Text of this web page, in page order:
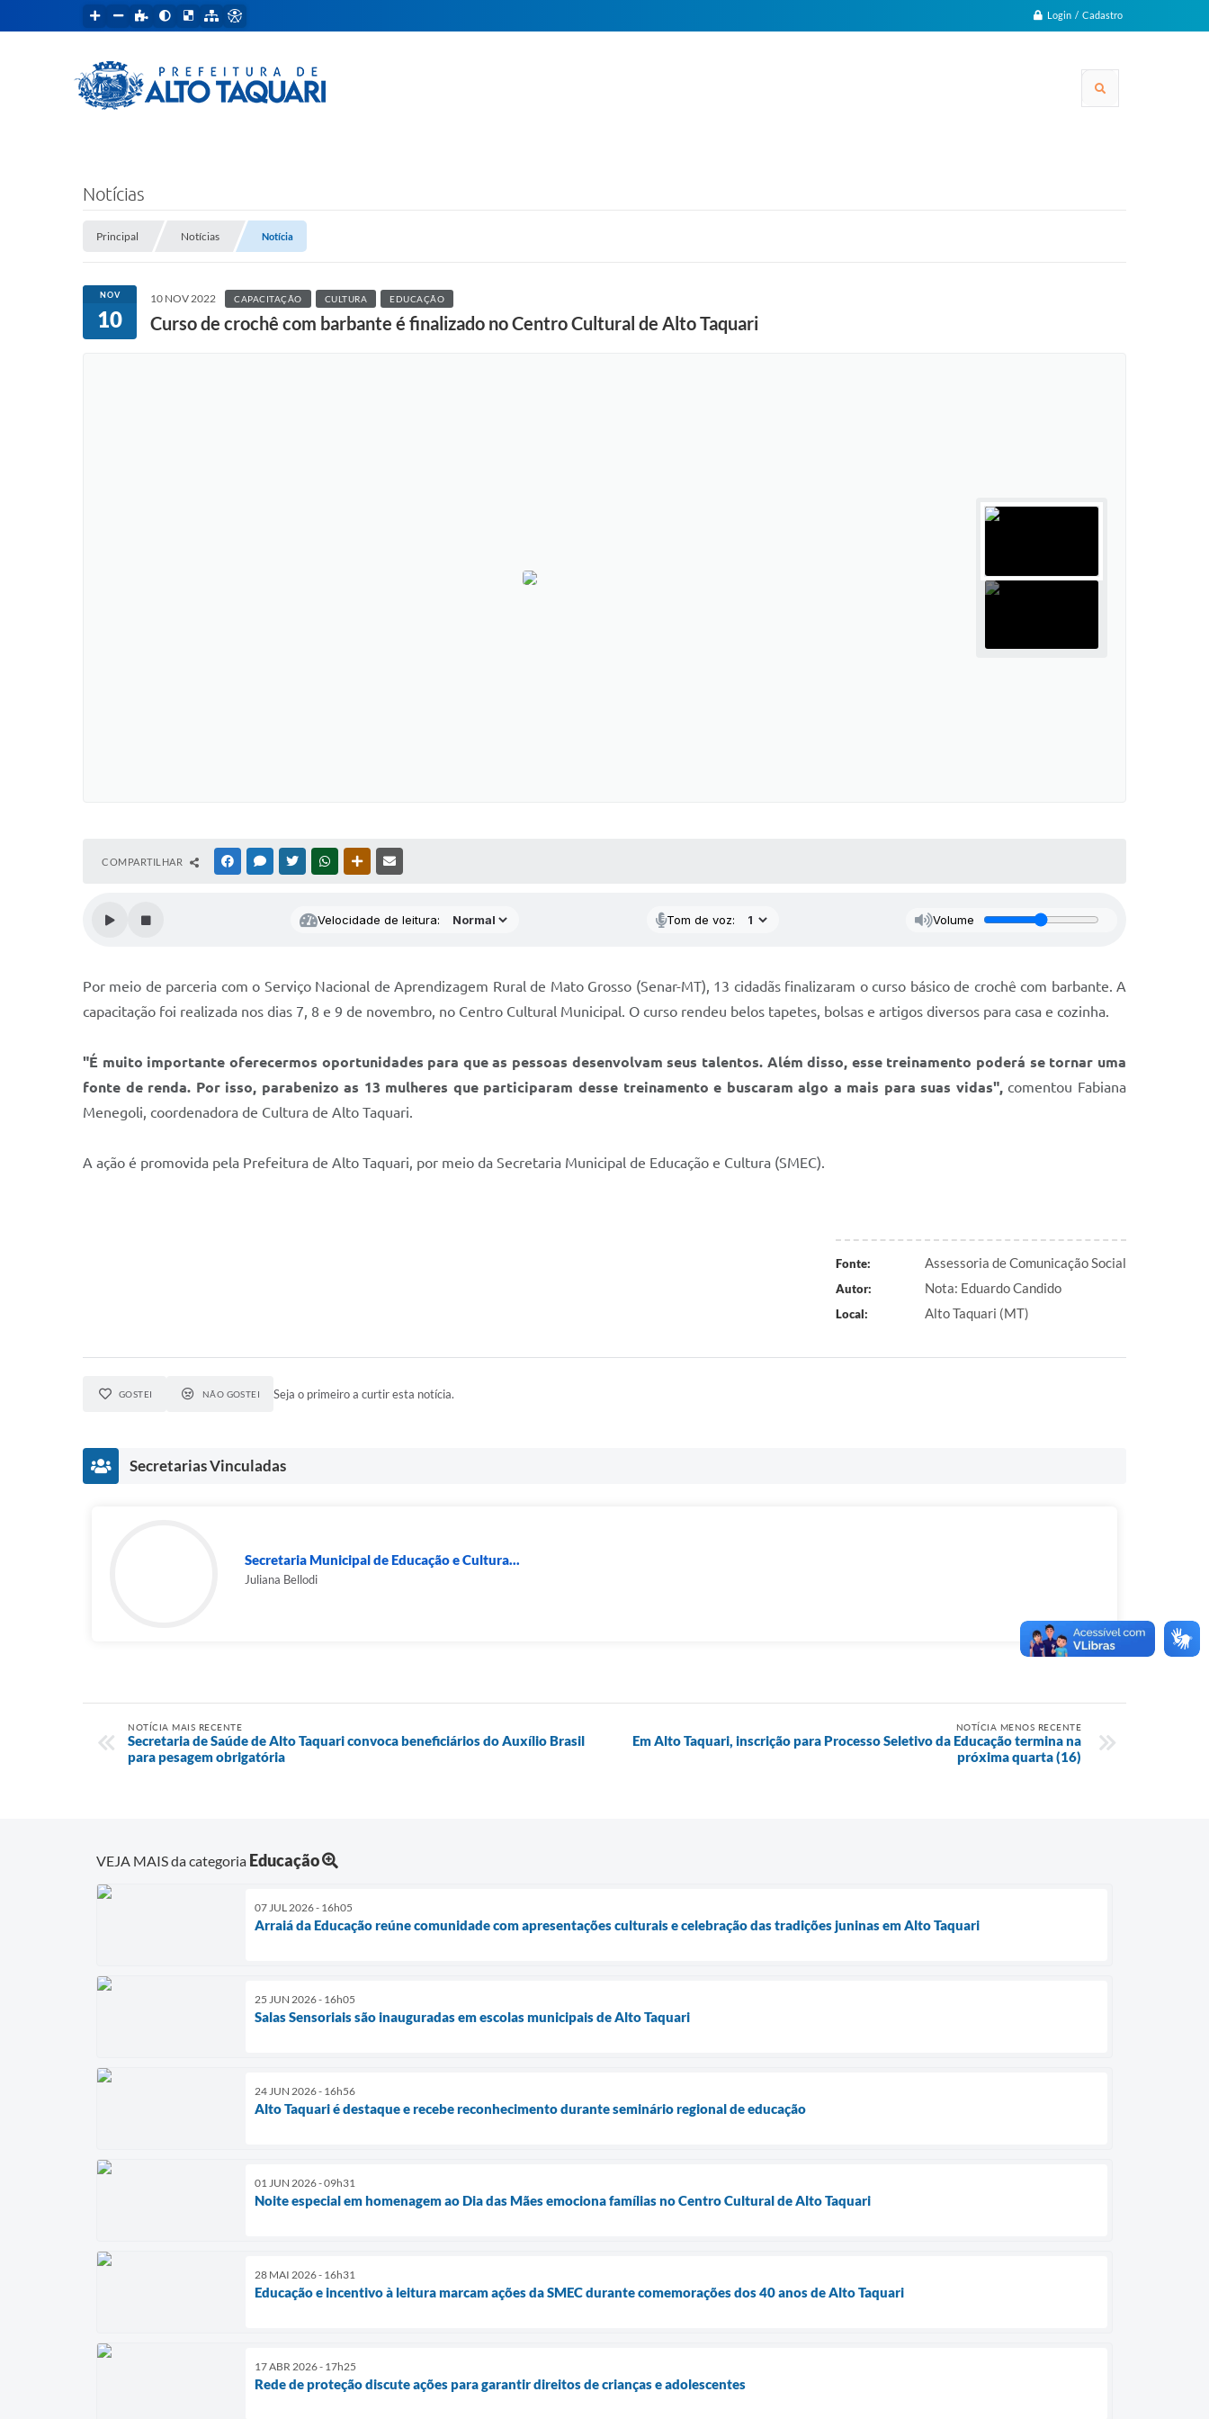
Login / Cadastro
Notícias
Principal Notícias Notícia
NOV
10
10 NOV 2022 CAPACITAÇÃO CULTURA EDUCAÇÃO
Curso de crochê com barbante é finalizado no Centro Cultural de Alto Taquari
COMPARTILHAR FACEBOOKMESSENGER
TWITTERWHATSAPPOUTRAS MÍDIAS
Velocidade de leitura: Tom de voz: Volume
Por meio de parceria com o Serviço Nacional de Aprendizagem Rural de Mato Grosso (Senar-MT), 13 cidadãs finalizaram o curso básico de crochê com barbante. A
capacitação foi realizada nos dias 7, 8 e 9 de novembro, no Centro Cultural Municipal. O curso rendeu belos tapetes, bolsas e artigos diversos para casa e cozinha.
"É muito importante oferecermos oportunidades para que as pessoas desenvolvam seus talentos. Além disso, esse treinamento poderá se tornar uma
fonte de renda. Por isso, parabenizo as 13 mulheres que participaram desse treinamento e buscaram algo a mais para suas vidas",comentou Fabiana
Menegoli, coordenadora de Cultura de Alto Taquari.
A ação é promovida pela Prefeitura de Alto Taquari, por meio da Secretaria Municipal de Educação e Cultura (SMEC).
Fonte: Assessoria de Comunicação Social
Autor: Nota: Eduardo Candido
Local: Alto Taquari (MT)
GOSTEI NÃO GOSTEI Seja o primeiro a curtir esta notícia.
Secretarias Vinculadas
Secretaria Municipal de Educação e Cultura...
Juliana Bellodi
NOTÍCIA MAIS RECENTE
Secretaria de Saúde de Alto Taquari convoca beneficiários do Auxílio Brasil
para pesagem obrigatória
NOTÍCIA MENOS RECENTE
Em Alto Taquari, inscrição para Processo Seletivo da Educação termina na
próxima quarta (16)
VEJA MAIS da categoria Educação
07 JUL 2026 - 16h05
Arraiá da Educação reúne comunidade com apresentações culturais e celebração das tradições juninas em Alto Taquari
25 JUN 2026 - 16h05
Salas Sensoriais são inauguradas em escolas municipais de Alto Taquari
24 JUN 2026 - 16h56
Alto Taquari é destaque e recebe reconhecimento durante seminário regional de educação
01 JUN 2026 - 09h31
Noite especial em homenagem ao Dia das Mães emociona famílias no Centro Cultural de Alto Taquari
28 MAI 2026 - 16h31
Educação e incentivo à leitura marcam ações da SMEC durante comemorações dos 40 anos de Alto Taquari
17 ABR 2026 - 17h25
Rede de proteção discute ações para garantir direitos de crianças e adolescentes